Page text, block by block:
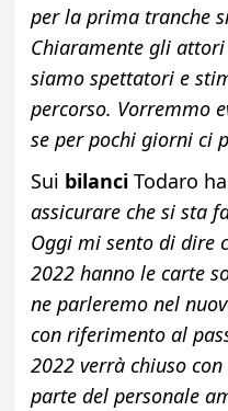
per la prima tranche
Chiaramente gli
siamo spettatori e
percorso. Vorremmo
se per pochi giorni ci
Sui bilanciTodaro
assicurare che si sta
Oggi mi sento di dire
2022 hanno le carte
ne parleremo nel
con riferimento al
2022 verrà chiuso
parte del personale